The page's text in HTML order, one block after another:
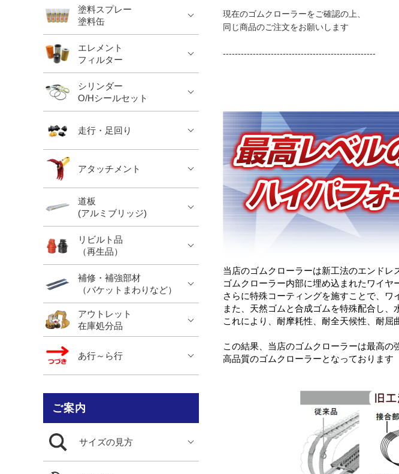
現在のゴムクローラーをご確認の上、
同じ商品のご注文をお願いします
---------------------------------------------------
当店のゴムクローラーは新工法のエンドレ
ゴムクローラー内部に埋め込まれたワイヤ
さらに特殊コーティングを施すことで、ワ
また、天然ゴムと合成ゴムを特殊配合し
これにより、耐摩耗性、耐全天候性、耐屈
この結果、当店のゴムクローラーは最高の
高品質のゴムクローラーとなっております
塗料スプレー
塗料缶
エレメント
フィルター
シリンダー
O/Hシールセット
走行・足回り
アタッチメント
道板
(アルミブリッジ)
リビルト品
（再生品）
補修・補強部材
（バケットまわりなど）
アウトレット
在庫処分品
あ行～ら行
ご案内
サイズの見方